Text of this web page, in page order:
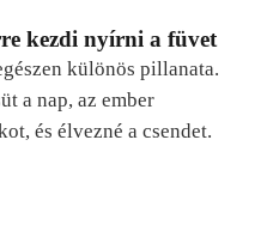
kezdi nyírni a füvet
különös pillanata.
a nap, az ember
és élvezné a csendet.